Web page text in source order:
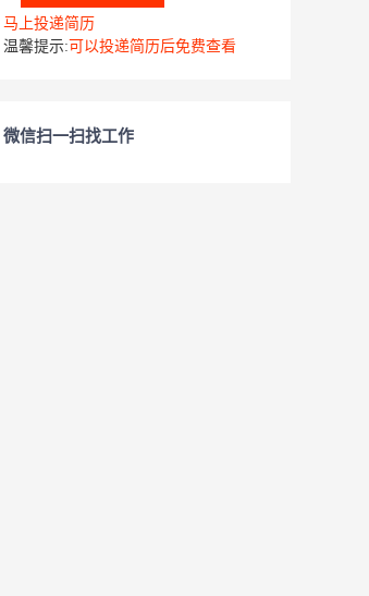
马上投递简历
温馨提示: 可以投递简历后免费查看
微信扫一扫找工作